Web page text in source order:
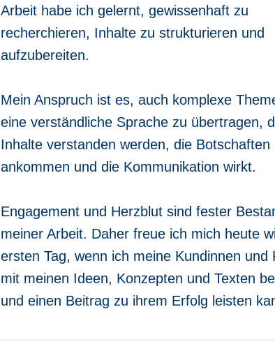
Arbeit habe ich gelernt, gewissenhaft zu
recherchieren, Inhalte zu strukturieren und
aufzubereiten.
Mein Anspruch ist es, auch komplexe
eine verständliche Sprache zu übertragen,
Inhalte verstanden werden, die Botschaften
ankommen und die Kommunikation wirkt.
Engagement und Herzblut sind fester
meiner Arbeit. Daher freue ich mich heute
ersten Tag, wenn ich meine Kundinnen und
mit meinen Ideen, Konzepten und Texten
und einen Beitrag zu ihrem Erfolg leisten